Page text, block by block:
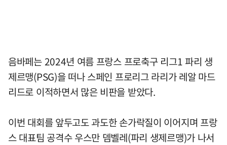
음바페는 2024년 여름 프랑스 프로축구 리그1 파리 생
제르맹(PSG)을 떠나 스페인 프로리그 라리가 레알 마드
리드로 이적하면서 많은 비판을 받았다.
이번 대회를 앞두고도 과도한 손가락질이 이어지며 프랑
스 대표팀 공격수 우스만 뎀벨레(파리 생제르맹)가 나서